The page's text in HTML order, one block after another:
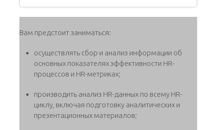
Вам предстоит заниматься:
осуществлять сбор и анализ информации об
основных показателях эффективности HR-
процессов и HR-метриках;
производить анализ HR-данных по всему HR-
циклу, включая подготовку аналитических и
презентационных материалов;